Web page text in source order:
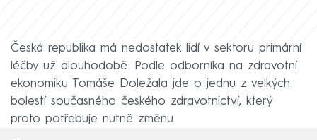
Česká republika má nedostatek lidí v sektoru primární
léčby už dlouhodobě. Podle odborníka na zdravotní
ekonomiku Tomáše Doležala jde o jednu z velkých
bolestí současného českého zdravotnictví, který
proto potřebuje nutně změnu.